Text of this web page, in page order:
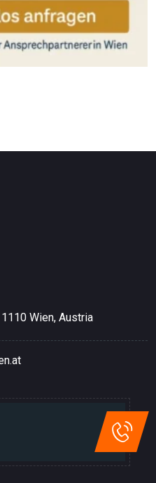
Wien, Austria